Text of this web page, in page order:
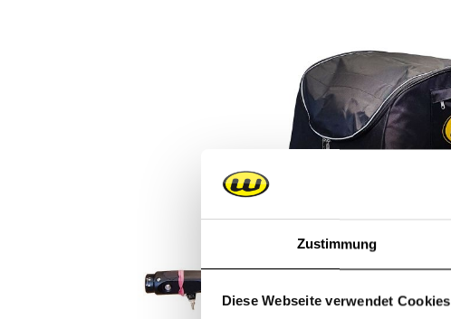
Zustimmung
Diese Webseite verwendet Cookies